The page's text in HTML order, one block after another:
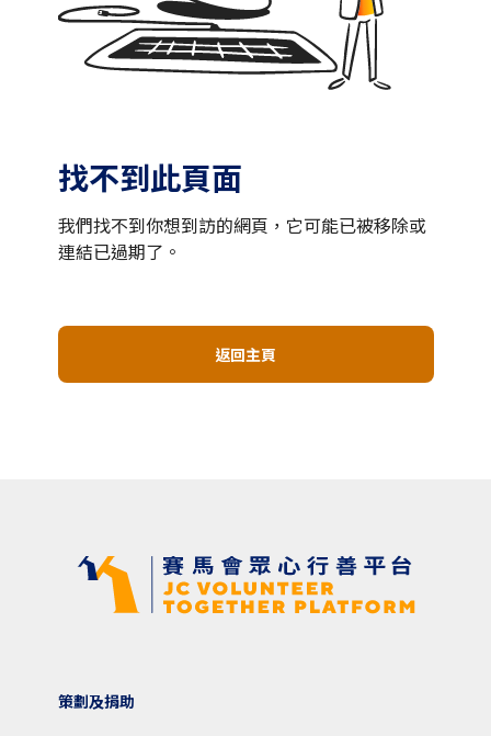
找不到此頁面
我們找不到你想到訪的網頁，它可能已被移除或
連結已過期了。
返回主頁
策劃及捐助